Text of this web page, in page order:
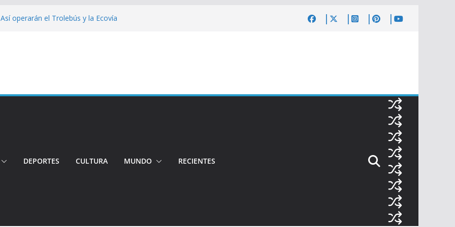
operarán el Trolebús y la Ecovía
sin vida a dos jóvenes quiteños
DEPORTES CULTURA MUNDO RECIENTES